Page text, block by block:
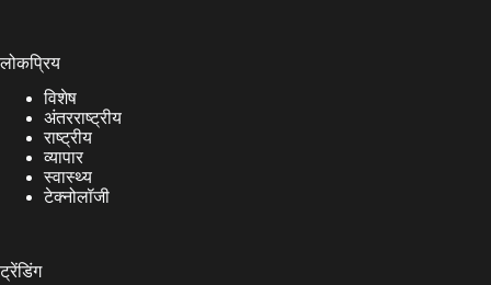
लोकप्रिय
विशेष
अंतरराष्ट्रीय
राष्ट्रीय
व्यापार
स्वास्थ्य
टेक्नोलॉजी
ट्रेंडिंग